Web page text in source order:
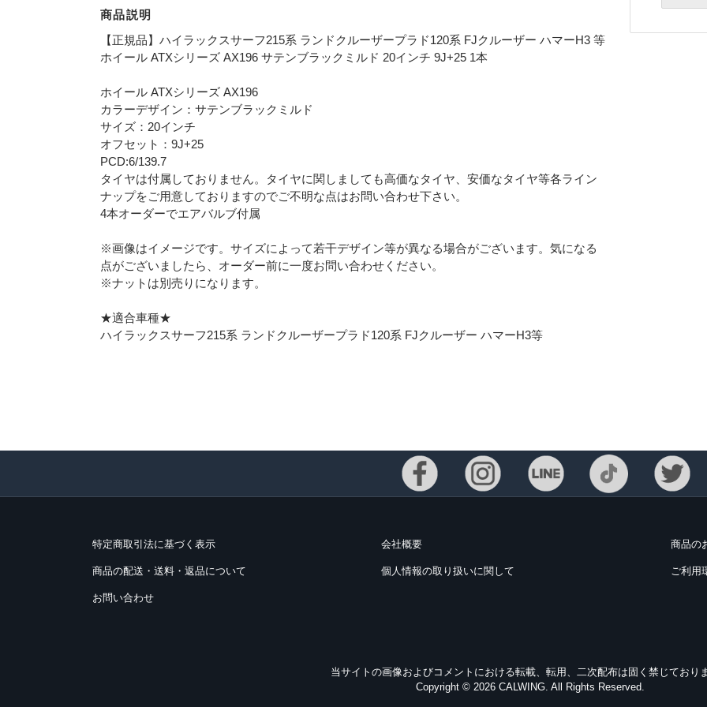
商品説明
【正規品】ハイラックスサーフ215系 ランドクルーザープラド120系 FJクルーザー ハマーH3 等
ホイール ATXシリーズ AX196 サテンブラックミルド 20インチ 9J+25 1本
ホイール ATXシリーズ AX196
カラーデザイン：サテンブラックミルド
サイズ：20インチ
オフセット：9J+25
PCD:6/139.7
タイヤは付属しておりません。タイヤに関しましても高価なタイヤ、安価なタイヤ等各ライン
ナップをご用意しておりますのでご不明な点はお問い合わせ下さい。
4本オーダーでエアバルブ付属
※画像はイメージです。サイズによって若干デザイン等が異なる場合がございます。気になる
点がございましたら、オーダー前に一度お問い合わせください。
※ナットは別売りになります。
★適合車種★
ハイラックスサーフ215系 ランドクルーザープラド120系 FJクルーザー ハマーH3等
特定商取引法に基づく表示 会社概要 商品の
商品の配送・送料・返品について 個人情報の取り扱いに関して ご利用
お問い合わせ
当サイトの画像およびコメントにおける転載、転用、二次配布は固く禁じておりま
Copyright © 2026 CALWING. All Rights Reserved.